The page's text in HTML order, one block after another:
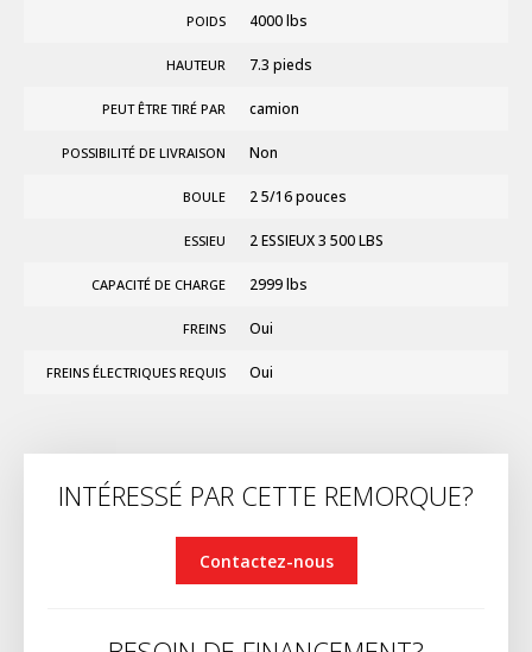
POIDS 4000 lbs
HAUTEUR 7.3 pieds
PEUT ÊTRE TIRÉ PAR camion
POSSIBILITÉ DE LIVRAISON Non
BOULE 2 5/16 pouces
ESSIEU 2 ESSIEUX 3 500 LBS
CAPACITÉ DE CHARGE 2999 lbs
FREINS Oui
FREINS ÉLECTRIQUES REQUIS Oui
INTÉRESSÉ PAR CETTE REMORQUE?
Contactez-nous